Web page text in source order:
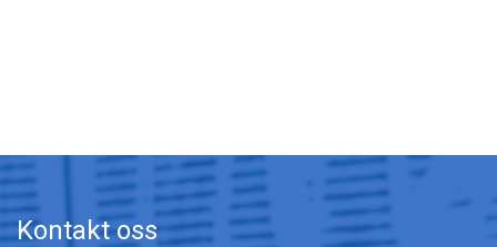
Kontakt oss